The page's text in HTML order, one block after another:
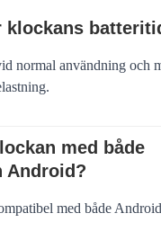
klockans
normal användning och
med både
Android?
med både